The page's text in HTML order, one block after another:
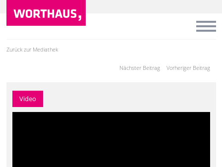
Zurück zur Mediathek
Vorheriger Beitrag
Nächster Beitrag
Video